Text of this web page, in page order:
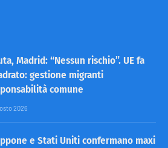
Madrid: “Nessun rischio”. UE fa
gestione migranti
comune
2026
e Stati Uniti confermano maxi